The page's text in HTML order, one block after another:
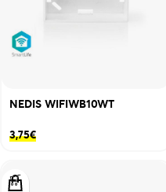
NEDIS WIFIWB10WT
3,75€